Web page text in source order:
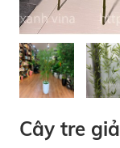
Cây tre giả